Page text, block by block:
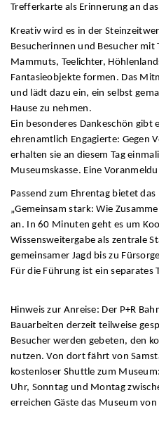
Trefferkarte als Erinnerung an
Kreativ wird es in der
Besucherinnen und Besucher mit
Mammuts, Teelichter,
Fantasieobjekte formen. Das
und lädt dazu ein, ein selbst
Hause zu nehmen.
Ein besonderes Dankeschön gibt
ehrenamtlich Engagierte: Gegen
erhalten sie an diesem Tag
Museumskasse. Eine
Passend zum Ehrentag bietet
„Gemeinsam stark: Wie
an. In 60 Minuten geht es um
Wissensweitergabe als zentrale
gemeinsamer Jagd bis zu
Für die Führung ist ein separates
Hinweis zur Anreise: Der P+R
Bauarbeiten derzeit teilweise
Besucher werden gebeten, den
nutzen. Von dort fährt von
kostenloser Shuttle zum
Uhr, Sonntag und Montag
erreichen Gäste das Museum